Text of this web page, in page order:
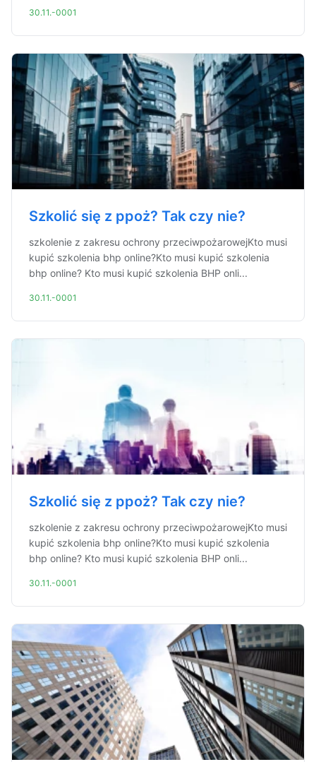
30.11.-0001
Szkolić się z ppoż? Tak czy nie?
szkolenie z zakresu ochrony przeciwpożarowejKto musi
kupić szkolenia bhp online?Kto musi kupić szkolenia
bhp online? Kto musi kupić szkolenia BHP onli...
30.11.-0001
Szkolić się z ppoż? Tak czy nie?
szkolenie z zakresu ochrony przeciwpożarowejKto musi
kupić szkolenia bhp online?Kto musi kupić szkolenia
bhp online? Kto musi kupić szkolenia BHP onli...
30.11.-0001